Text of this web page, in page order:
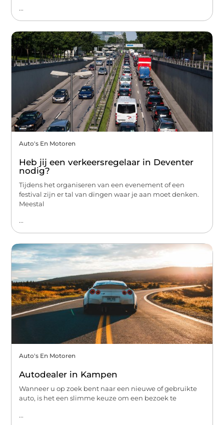
...
Auto's En Motoren
Heb jij een verkeersregelaar in Deventer
nodig?
Tijdens het organiseren van een evenement of een
festival zijn er tal van dingen waar je aan moet denken.
Meestal
...
Auto's En Motoren
Autodealer in Kampen
Wanneer u op zoek bent naar een nieuwe of gebruikte
auto, is het een slimme keuze om een bezoek te
...